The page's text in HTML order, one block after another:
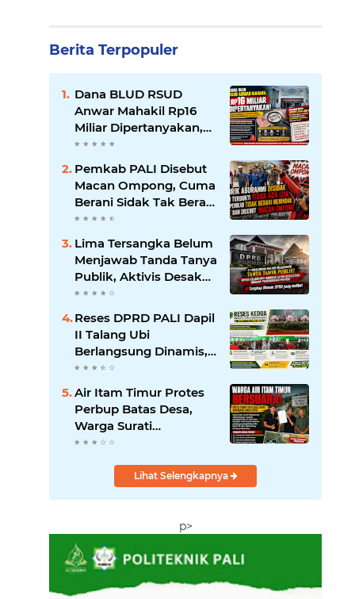
Berita Terpopuler
Dana BLUD RSUD
Anwar Mahakil Rp16
Miliar Dipertanyakan,
Publik Desak
Transparansi dan
Pengawasan
Diperketat
Pemkab PALI Disebut
Macan Ompong, Cuma
Berani Sidak Tak Berani
Menindak Perusahaan
Tak Berizin
Lima Tersangka Belum
Menjawab Tanda Tanya
Publik, Aktivis Desak
Kejari PALI Bongkar
Dugaan Pengondisian
‎Reses DPRD PALI Dapil
II Talang Ubi
Berlangsung Dinamis,
Soroti Kondisi Fiskal
Daerah hingga
Absennya OPD Teknis
Air Itam Timur Protes
Perbup Batas Desa,
Warga Surati
Kemendagri hingga
Berkurang, Ancam
Tempuh Aksi
Lihat Selengkapnya
p>